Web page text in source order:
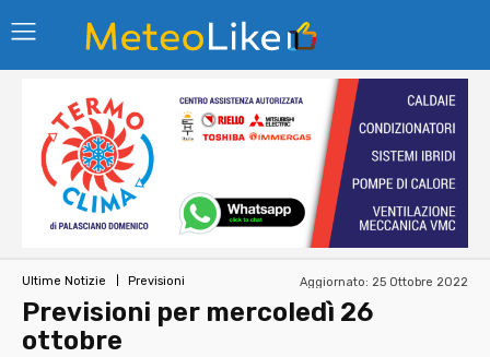
Ultime Notizie Previsioni Aggiornato: 25 Ottobre 2022
Previsioni per mercoledì 26
ottobre